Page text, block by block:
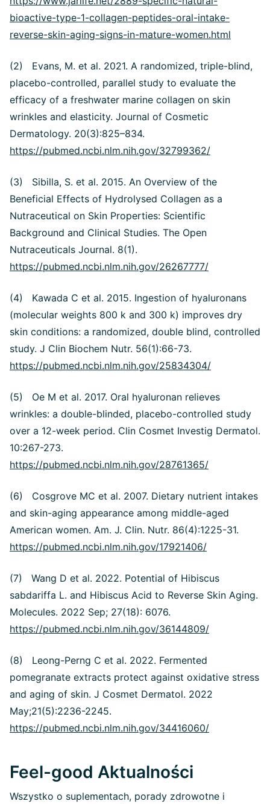
bioactive-type-1-collagen-peptides-oral-intake-
reverse-skin-aging-signs-in-mature-women.html
(2) Evans, M. et al. 2021. A randomized, triple-blind,
placebo-controlled, parallel study to evaluate the
efficacy of a freshwater marine collagen on skin
wrinkles and elasticity. Journal of Cosmetic
Dermatology. 20(3):825–834.
https://pubmed.ncbi.nlm.nih.gov/32799362/
(3) Sibilla, S. et al. 2015. An Overview of the
Beneficial Effects of Hydrolysed Collagen as a
Nutraceutical on Skin Properties: Scientific
Background and Clinical Studies. The Open
Nutraceuticals Journal. 8(1).
https://pubmed.ncbi.nlm.nih.gov/26267777/
(4) Kawada C et al. 2015. Ingestion of hyaluronans
(molecular weights 800 k and 300 k) improves dry
skin conditions: a randomized, double blind, controlled
study. J Clin Biochem Nutr. 56(1):66-73.
https://pubmed.ncbi.nlm.nih.gov/25834304/
(5) Oe M et al. 2017. Oral hyaluronan relieves
wrinkles: a double-blinded, placebo-controlled study
over a 12-week period. Clin Cosmet Investig Dermatol.
10:267-273.
https://pubmed.ncbi.nlm.nih.gov/28761365/
(6) Cosgrove MC et al. 2007. Dietary nutrient intakes
and skin-aging appearance among middle-aged
American women. Am. J. Clin. Nutr. 86(4):1225-31.
https://pubmed.ncbi.nlm.nih.gov/17921406/
(7) Wang D et al. 2022. Potential of Hibiscus
sabdariffa L. and Hibiscus Acid to Reverse Skin Aging.
Molecules. 2022 Sep; 27(18): 6076.
https://pubmed.ncbi.nlm.nih.gov/36144809/
(8) Leong-Perng C et al. 2022. Fermented
pomegranate extracts protect against oxidative stress
and aging of skin. J Cosmet Dermatol. 2022
May;21(5):2236-2245.
https://pubmed.ncbi.nlm.nih.gov/34416060/
Feel-good Aktualności
Wszystko o suplementach, porady zdrowotne i